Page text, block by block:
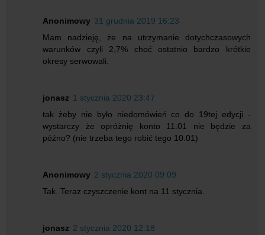
Anonimowy 31 grudnia 2019 16:23
Mam nadzieję, że na utrzymanie dotychczasowych
warunków czyli 2,7% choć ostatnio bardzo krótkie
okresy serwowali.
jonasz 1 stycznia 2020 23:47
tak żeby nie było niedomówień co do 19tej edycji -
wystarczy że opróżnię konto 11.01 nie będzie za
późno? (nie trzeba tego robić tego 10.01)
Anonimowy 2 stycznia 2020 09:09
Tak. Teraz czyszczenie kont na 11 stycznia.
jonasz 2 stycznia 2020 12:18